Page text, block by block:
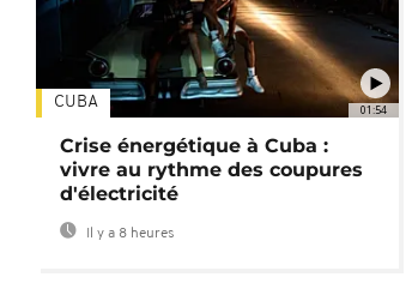
01:54
CUBA
Crise énergétique à Cuba :
vivre au rythme des coupures
d'électricité
Il y a 8 heures